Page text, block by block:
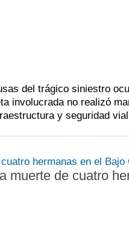
del trágico siniestro
involucrada no realizó
y seguridad
muerte de cuatro